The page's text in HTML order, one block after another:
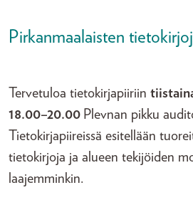
Pirkanmaalaisten
Tervetuloa tietokirjapiiriin
18.00–20.00 Plevnan pikku
Tietokirjapiireissä esitellään
tietokirjoja ja alueen tekijöiden
laajemminkin.